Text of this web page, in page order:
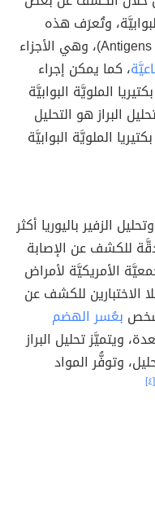
وتُعرَف هذه
البروتينات بالمستضدَّات (بالإنجليزية: Antigens)، وهي الأجزاء
، كما يمكن إجراء
الملويَّة البوابيَّة
البراز هو التحليل
الملويَّة البوابيَّة
الزفير باليوريا أكثر
دقَّة للكشف عن الإصابة
الأمريكيَّة لأمراض
الاختبارين للكشف عن
بعُسر الهضم
ويتميَّز تحليل البراز
وتوفُّر المواد
[٤]